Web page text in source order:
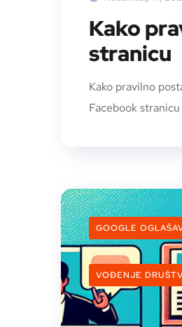
Kako
stranicu
Kako pravilno
Facebook
GOOGLE
VOĐENJE